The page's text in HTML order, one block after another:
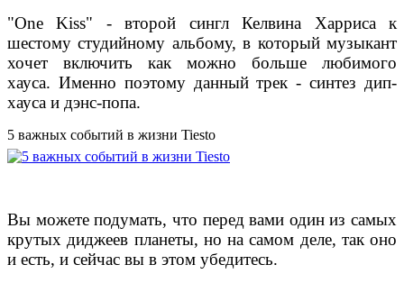
"One Kiss" - второй сингл Келвина Харриса к
шестому студийному альбому, в который музыкант
хочет включить как можно больше любимого
хауса. Именно поэтому данный трек - синтез дип-
хауса и дэнс-попа.
5 важных событий в жизни Tiesto
Вы можете подумать, что перед вами один из самых
крутых диджеев планеты, но на самом деле, так оно
и есть, и сейчас вы в этом убедитесь.